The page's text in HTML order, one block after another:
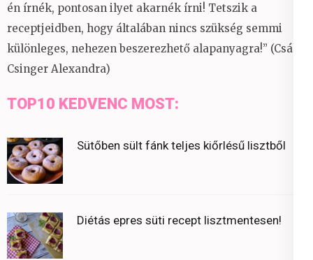
én írnék, pontosan ilyet akarnék írni! Tetszik a
receptjeidben, hogy általában nincs szükség semmi
különleges, nehezen beszerezhető alapanyagra!” (Csáky
Csinger Alexandra)
TOP10 KEDVENC MOST:
Sütőben sült fánk teljes kiőrlésű lisztből
Diétás epres süti recept lisztmentesen!